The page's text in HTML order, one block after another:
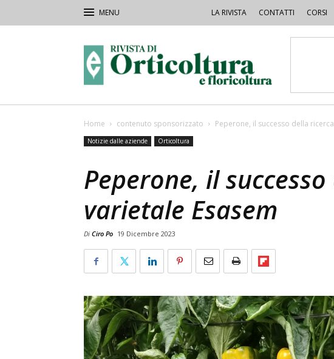
LA RIVISTA CONTATTI CORSI
Orticoltura
Home contenuto sponsorizzato Peperone, il successo della
Notizie dalle aziende Orticoltura
Peperone, il
varietale Esasem
Di Ciro Po 19 Dicembre 2023